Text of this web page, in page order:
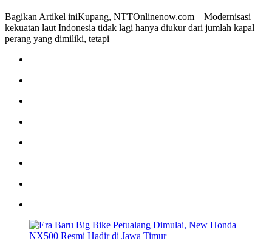
Bagikan Artikel iniKupang, NTTOnlinenow.com – Modernisasi
kekuatan laut Indonesia tidak lagi hanya diukur dari jumlah kapal
perang yang dimiliki, tetapi